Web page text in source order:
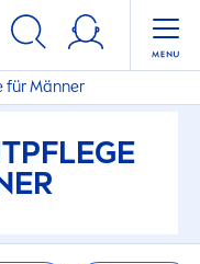
für Männer